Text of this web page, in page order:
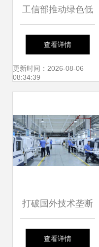
工信部推动绿色低
碳微电网建设 屋顶
光伏与分散式风电
查看详情
更新时间：2026-08-06
08:34:39
打破国外技术垄断
宁王入股比亚迪，
查看详情